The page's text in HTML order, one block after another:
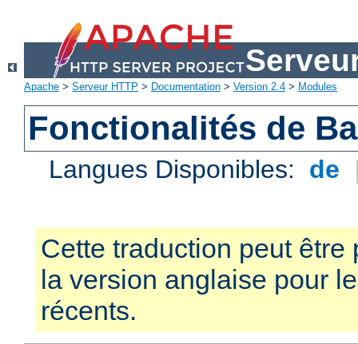
Apache > Serveur HTTP > Documentation > Version 2.4 > Modules
Fonctionalités de
Langues Disponibles: de
Cette traduction peut être
la version anglaise pour
récents.